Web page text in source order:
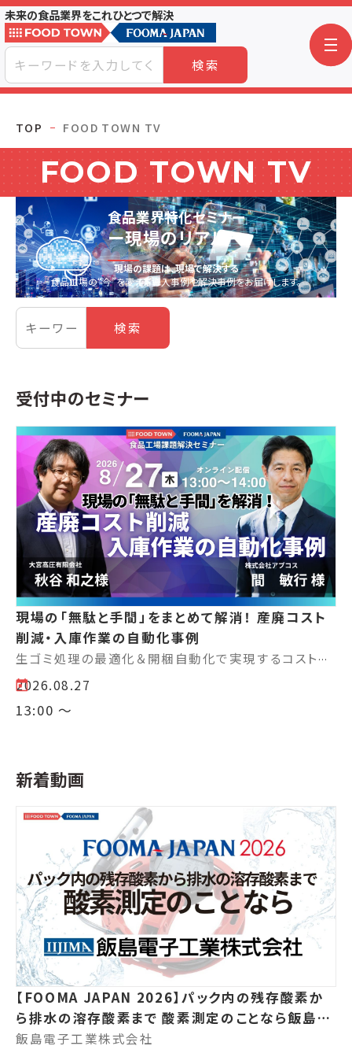
未来の食品業界をこれひとつで解決
検索
TOP FOOD TOWN TV
FOOD TOWN TV
食品業界特化セミナー
ー現場のリアルー
現場の課題は、現場で解決する
食品工場の“今”を変える導入事例や解決事例をお届けします。
検索
受付中のセミナー
現場の「無駄と手間」をまとめて解消！ 産廃コスト
削減・入庫作業の自動化事例
生ゴミ処理の最適化＆開梱自動化で実現するコスト削減・省人化セミナー
2026.08.27
13:00 ～
新着動画
【FOOMA JAPAN 2026】パック内の残存酸素か
ら排水の溶存酸素まで 酸素測定のことなら飯島電
子！
飯島電子工業株式会社